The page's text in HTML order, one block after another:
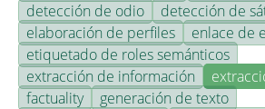
detección de odio
detección de
elaboración de perfiles
enlace de
etiquetado de roles semánticos
extracción de información
factuality
generación de texto